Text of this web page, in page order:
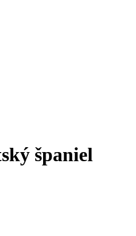
španiel